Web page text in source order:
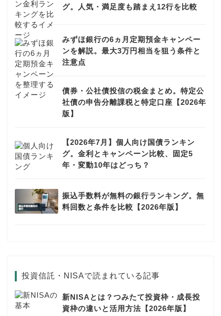
グ。人気・満足度も踏まえ12行を比較
みずほ銀行の6ヵ月定期預金キャンペー
ンを解説。最大3万円相当を狙う条件と
注意点
債券・公社債投信の税金まとめ。特定公
社債の申告分離課税と特定口座【2026年
版】
【2026年7月】個人向け国債ランキン
グ。金利とキャンペーン比較、固定5
年・変動10年はどっち？
振込手数料が無料の銀行ランキング。無
料回数と条件を比較【2026年版】
投資信託・NISAで読まれている記事
新NISAとは？つみたて投資枠・成長投
資枠の違いと活用方法【2026年版】